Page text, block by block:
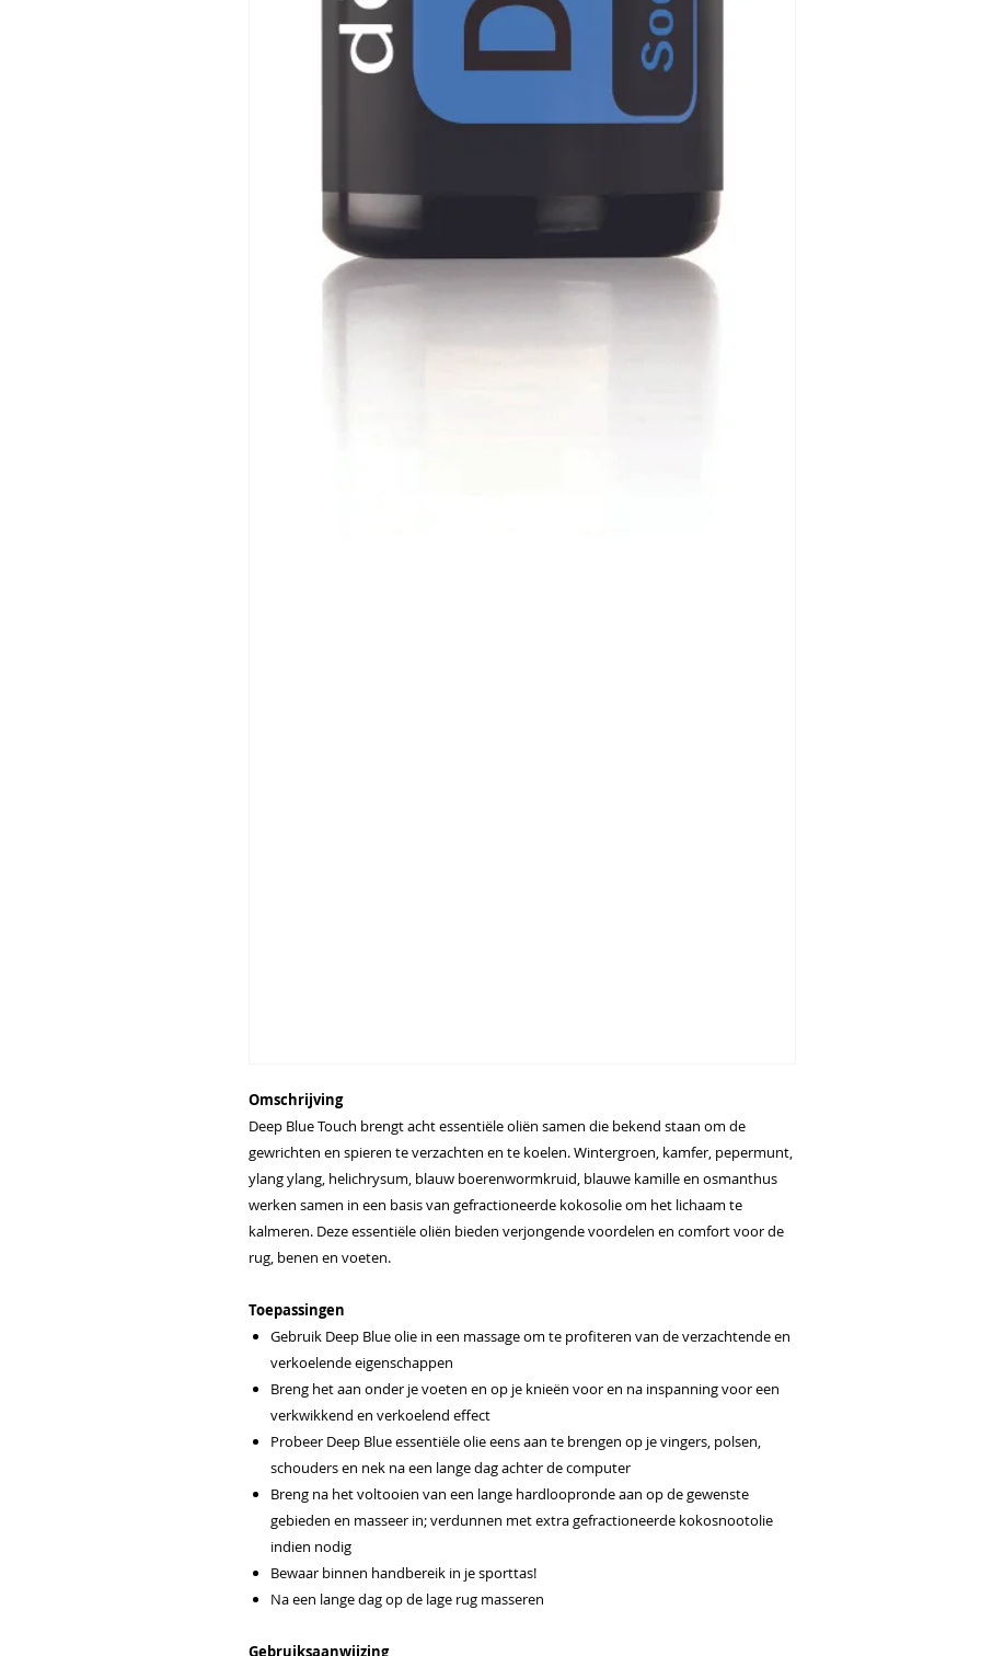
Omschrijving
Deep Blue Touch brengt acht essentiële oliën samen die bekend staan om de
gewrichten en spieren te verzachten en te koelen. Wintergroen, kamfer, pepermunt,
ylang ylang, helichrysum, blauw boerenwormkruid, blauwe kamille en osmanthus
werken samen in een basis van gefractioneerde kokosolie om het lichaam te
kalmeren. Deze essentiële oliën bieden verjongende voordelen en comfort voor de
rug, benen en voeten.
Toepassingen
Gebruik Deep Blue olie in een massage om te profiteren van de verzachtende en
verkoelende eigenschappen
Breng het aan onder je voeten en op je knieën voor en na inspanning voor een
verkwikkend en verkoelend effect
Probeer Deep Blue essentiële olie eens aan te brengen op je vingers, polsen,
schouders en nek na een lange dag achter de computer
Breng na het voltooien van een lange hardloopronde aan op de gewenste
gebieden en masseer in; verdunnen met extra gefractioneerde kokosnootolie
indien nodig
Bewaar binnen handbereik in je sporttas!
Na een lange dag op de lage rug masseren
Gebruiksaanwijzing